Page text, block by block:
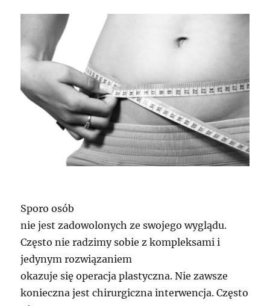
wyśmienitymi
podażami
last
Sporo osób
nie jest zadowolonych ze swojego wyglądu.
Często nie radzimy sobie z kompleksami i
jedynym rozwiązaniem
okazuje się operacja plastyczna. Nie zawsze
konieczna jest chirurgiczna interwencja. Często